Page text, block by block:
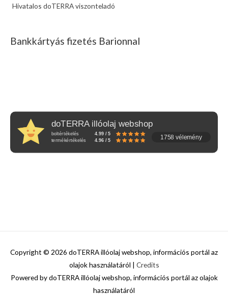
Hivatalos doTERRA viszonteladó
Bankkártyás fizetés Barionnal
doTERRA illóolaj webshop
boltértékelés
4.99 / 5
termékértékelés
4.96 / 5 1758 vélemény
Copyright © 2026 doTERRA illóolaj webshop, információs portál az
olajok használatáról | Credits
Powered bydoTERRA illóolaj webshop, információs portál az olajok
használatáról